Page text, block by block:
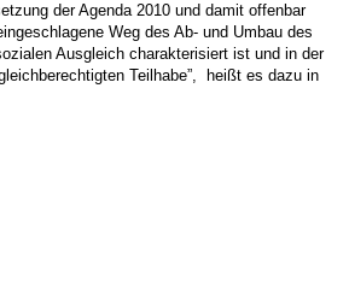
der Agenda 2010 und damit offenbar
Weg des Ab- und Umbau des
Ausgleich charakterisiert ist und in der
Teilhabe”, heißt es dazu in